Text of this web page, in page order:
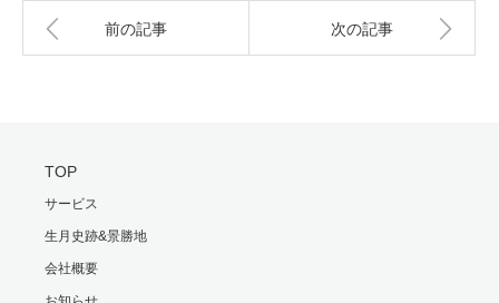
前の記事 次の記事
TOP
サービス
生月史跡&景勝地
会社概要